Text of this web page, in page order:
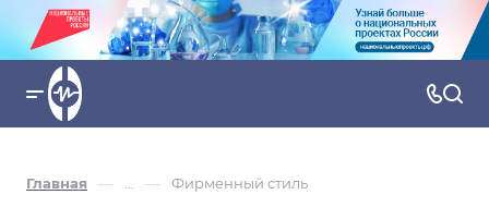
Главная — ... — Фирменный стиль